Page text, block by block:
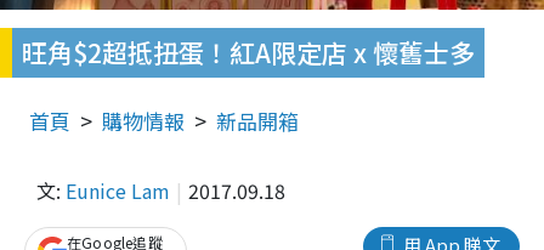
旺角$2超抵扭蛋！紅A限定店 x 懷舊士多
首頁 購物情報 新品開箱
文: Eunice Lam 2017.09.18
用 App 睇文
在Google追蹤